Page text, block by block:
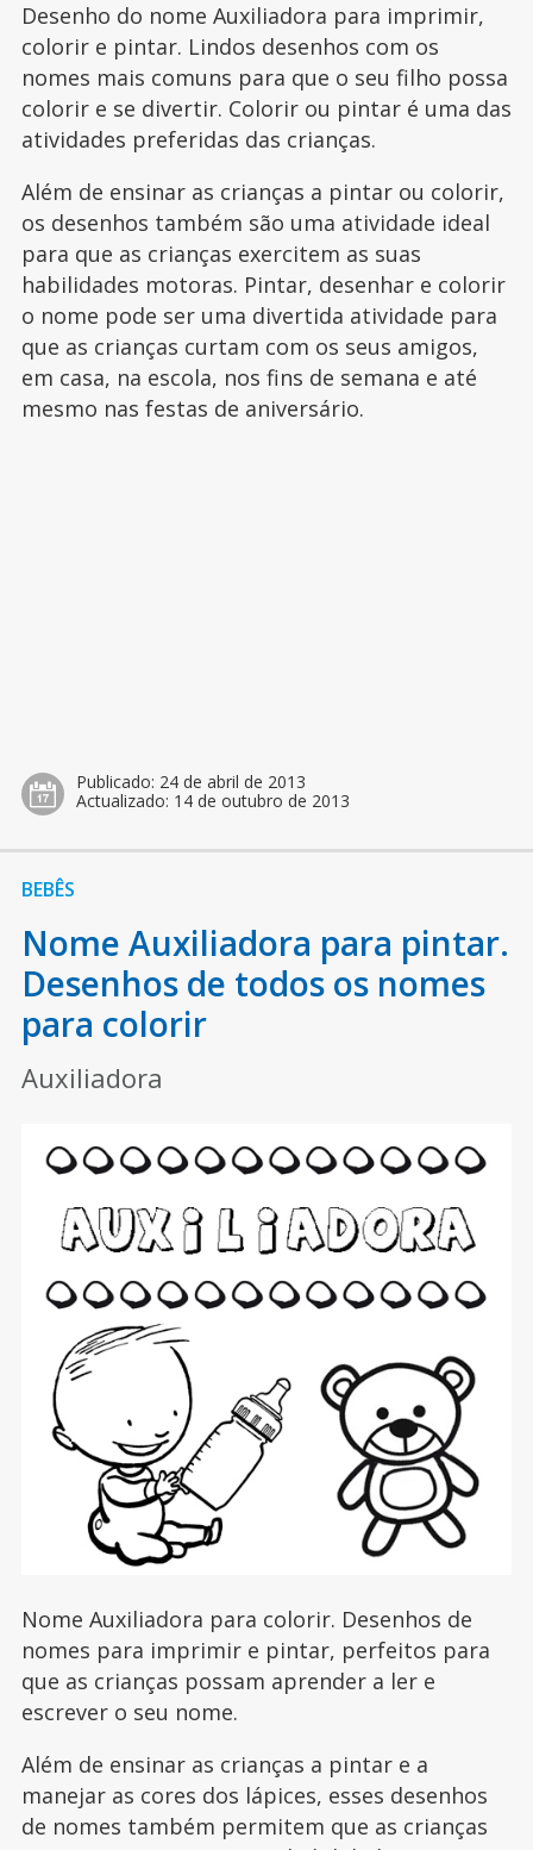
Desenho do nome Auxiliadora para imprimir,
colorir e pintar. Lindos desenhos com os
nomes mais comuns para que o seu filho possa
colorir e se divertir. Colorir ou pintar é uma das
atividades preferidas das crianças.
Além de ensinar as crianças a pintar ou colorir,
os desenhos também são uma atividade ideal
para que as crianças exercitem as suas
habilidades motoras. Pintar, desenhar e colorir
o nome pode ser uma divertida atividade para
que as crianças curtam com os seus amigos,
em casa, na escola, nos fins de semana e até
mesmo nas festas de aniversário.
Publicado: 24 de abril de 2013
Actualizado: 14 de outubro de 2013
BEBÊS
Nome Auxiliadora para pintar.
Desenhos de todos os nomes
para colorir
Auxiliadora
Nome Auxiliadora para colorir. Desenhos de
nomes para imprimir e pintar, perfeitos para
que as crianças possam aprender a ler e
escrever o seu nome.
Além de ensinar as crianças a pintar e a
manejar as cores dos lápices, esses desenhos
de nomes também permitem que as crianças